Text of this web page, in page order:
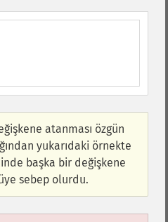
atanması özgün
yukarıdaki örnekte
başka bir değişkene
sebep olurdu.